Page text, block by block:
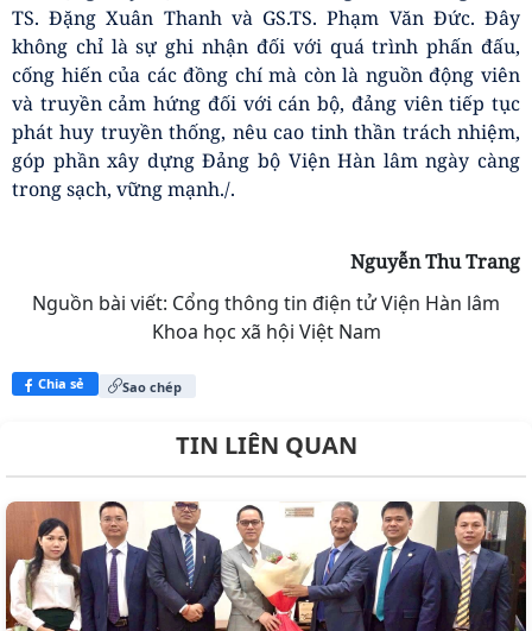
hiện nghiêm túc, đúng quy định, bảo đảm lựa chọn, bố
trí đúng người, đúng việc. Đồng thời tăng cường luân
chuyển, đào tạo, bồi dưỡng và đưa cán bộ đi thực tiễn
để đáp ứng yêu cầu nhiệm vụ trong giai đoạn mới.
Đối với nhiệm vụ chuyên môn, đồng chí đề nghị tập
trung hoàn thành các Đề án lớn, triển khai hiệu quả các
chương trình trọng điểm, nâng cao chất lượng nghiên
thảo khoa học cần xây dựng các báo cáo kiến nghị có
chất lượng, có giá trị ứng dụng và có sức lan tỏa, góp
phần khẳng định vai trò, vị thế của Viện Hàn lâm trong
nghiên cứu khoa học, tư vấn chiến lược cho Đảng và
Sau Hội nghị, các Cấp ủy đơn vị cần khẩn trương xây
dựng kế hoạch triển khai cụ thể, xác định rõ tiến độ,
trách nhiệm và kết quả thực hiện cũng như cần tập
trung khắc phục những tồn tại mà Ủy ban Kiểm tra
Trung ương đã chỉ ra.
Với tinh thần đoàn kết, trách nhiệm và quyết tâm cao,